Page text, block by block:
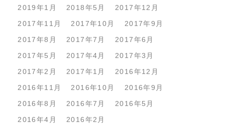
2019年1月
2018年5月
2017年12月
2017年11月
2017年10月
2017年9月
2017年8月
2017年7月
2017年6月
2017年5月
2017年4月
2017年3月
2017年2月
2017年1月
2016年12月
2016年11月
2016年10月
2016年9月
2016年8月
2016年7月
2016年5月
2016年4月
2016年2月